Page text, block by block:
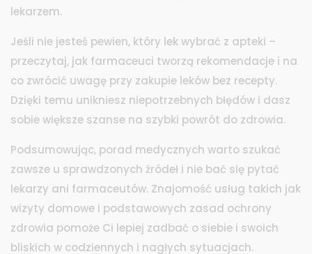
lekarzem.
Jeśli nie jesteś pewien, który lek wybrać z apteki –
przeczytaj, jak farmaceuci tworzą rekomendacje i na
co zwrócić uwagę przy zakupie leków bez recepty.
Dzięki temu unikniesz niepotrzebnych błędów i dasz
sobie większe szanse na szybki powrót do zdrowia.
Podsumowując, porad medycznych warto szukać
zawsze u sprawdzonych źródeł i nie bać się pytać
lekarzy ani farmaceutów. Znajomość usług takich jak
wizyty domowe i podstawowych zasad ochrony
zdrowia pomoże Ci lepiej zadbać o siebie i swoich
bliskich w codziennych i nagłych sytuacjach.